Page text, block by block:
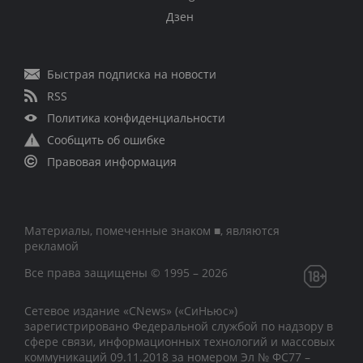
Дзен
Быстрая подписка на новости
RSS
Политика конфиденциальности
Сообщить об ошибке
Правовая информация
Материалы, помеченные знаком ■, являются
рекламой
Все права защищены © 1995 – 2026
Сетевое издание «CNews» («СиНьюс»)
зарегистрировано Федеральной службой по надзору в
сфере связи, информационных технологий и массовых
коммуникаций 09.11.2018 за номером Эл № ФС77 –